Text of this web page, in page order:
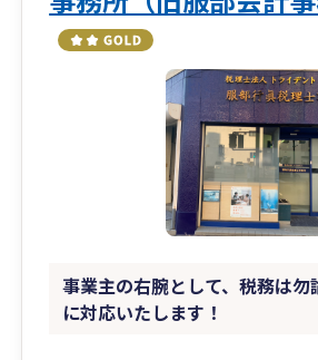
事業主の右腕として、税務は勿
に対応いたします！